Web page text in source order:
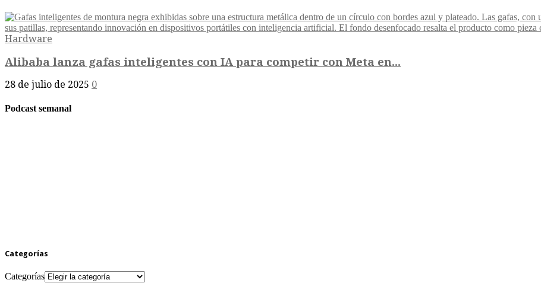
Hardware
Alibaba lanza gafas inteligentes con IA para competir con Meta en...
28 de julio de 2025 0
Podcast semanal
Categorías
Categorías